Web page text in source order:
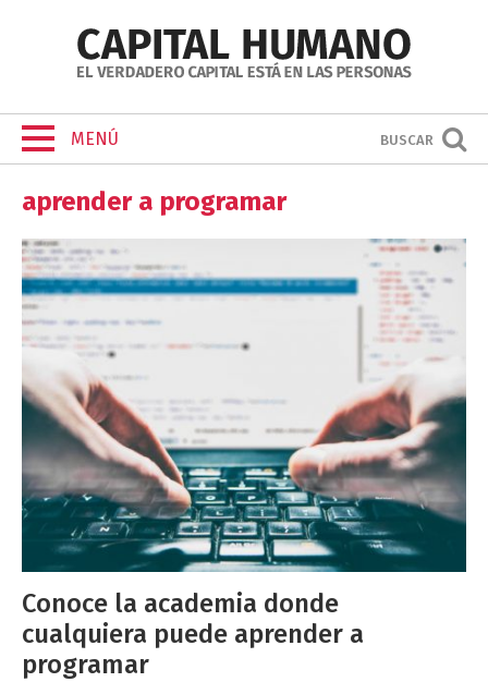
MENÚ BUSCAR
aprender a programar
Conoce la academia donde
cualquiera puede aprender a
programar